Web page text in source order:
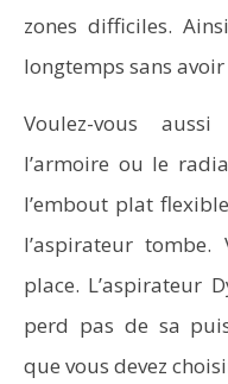
zones difficiles.
longtemps sans
Voulez-vous
l’armoire ou le
l’embout plat
l’aspirateur
place. L’aspirateur
perd pas de sa
que vous devez